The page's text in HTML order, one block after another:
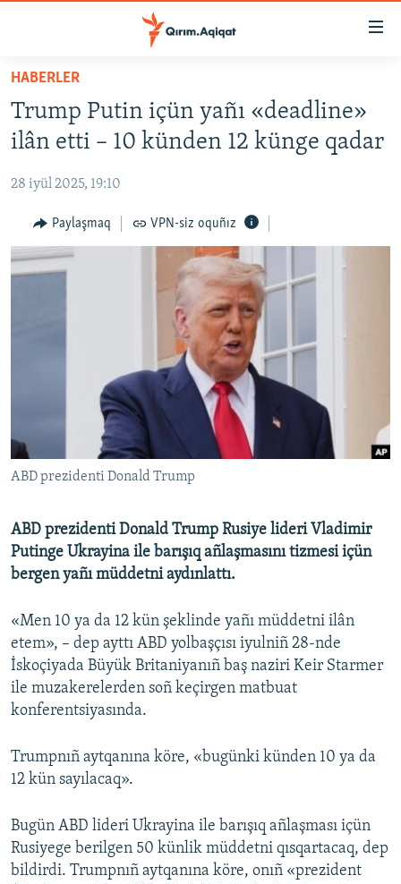
Esas
qaytmaq
Baş
qaytmaq
qaytmaq
SİYASET
CEMİYET
MEDENİYET
İNSAN AQLARI
Українською
HABERLER
Trump Putin içün yañı «deadline»
ilân etti – 10 künden 12 künge qadar
28 iyül 2025, 19:10
Paylaşmaq VPN-siz oquñız
ABD prezidenti Donald Trump
ABD prezidenti Donald Trump Rusiye lideri Vladimir
Putinge Ukrayina ile barışıq añlaşmasını tizmesi içün
bergen yañı müddetni aydınlattı.
«Men 10 ya da 12 kün şeklinde yañı müddetni ilân
etem», – dep ayttı ABD yolbaşçısı iyulniñ 28-nde
İskoçiyada Büyük Britaniyanıñ baş naziri Keir Starmer
ile muzakerelerden soñ keçirgen matbuat
konferentsiyasında.
Trumpnıñ aytqanına köre, «bugünki künden 10 ya da
12 kün sayılacaq».
Bugün ABD lideri Ukrayina ile barışıq añlaşması içün
Rusiyege berilgen 50 künlik müddetni qısqartacaq, dep
bildirdi. Trumpnıñ aytqanına köre, onıñ «prezident